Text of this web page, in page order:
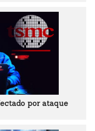
por ataque